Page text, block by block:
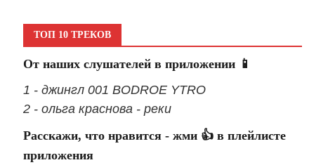
ТОП 10 ТРЕКОВ
От наших слушателей в приложении 📱
1 - джингл 001 BODROE YTRO
2 - ольга краснова - реки
Расскажи, что нравится - жми 👍 в плейлисте
приложения